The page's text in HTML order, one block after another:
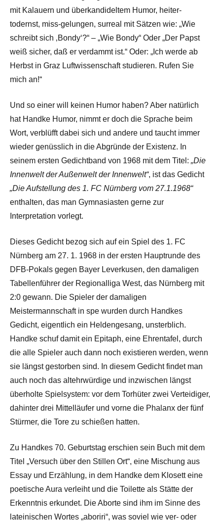
mit Kalauern und überkandideltem Humor, heiter-
todernst, miss-gelungen, surreal mit Sätzen wie: „Wie
schreibt sich ‚Bondy‘?“ – „Wie Bondy“ Oder „Der Papst
weiß sicher, daß er verdammt ist.“ Oder: „Ich werde ab
Herbst in Graz Luftwissenschaft studieren. Rufen Sie
mich an!“
Und so einer will keinen Humor haben? Aber natürlich
hat Handke Humor, nimmt er doch die Sprache beim
Wort, verblüfft dabei sich und andere und taucht immer
wieder genüsslich in die Abgründe der Existenz. In
seinem ersten Gedichtband von 1968 mit dem Titel: „Die
Innenwelt der Außenwelt der Innenwelt“, ist das Gedicht
„Die Aufstellung des 1. FC Nürnberg vom 27.1.1968“
enthalten, das man Gymnasiasten gerne zur
Interpretation vorlegt.
Dieses Gedicht bezog sich auf ein Spiel des 1. FC
Nürnberg am 27. 1. 1968 in der ersten Hauptrunde des
DFB-Pokals gegen Bayer Leverkusen, den damaligen
Tabellenführer der Regionalliga West, das Nürnberg mit
2:0 gewann. Die Spieler der damaligen
Meistermannschaft in spe wurden durch Handkes
Gedicht, eigentlich ein Heldengesang, unsterblich.
Handke schuf damit ein Epitaph, eine Ehrentafel, durch
die alle Spieler auch dann noch existieren werden, wenn
sie längst gestorben sind. In diesem Gedicht findet man
auch noch das altehrwürdige und inzwischen längst
überholte Spielsystem: vor dem Torhüter zwei Verteidiger,
dahinter drei Mittelläufer und vorne die Phalanx der fünf
Stürmer, die Tore zu schießen hatten.
Zu Handkes 70. Geburtstag erschien sein Buch mit dem
Titel „Versuch über den Stillen Ort“, eine Mischung aus
Essay und Erzählung, in dem Handke dem Klosett eine
poetische Aura verleiht und die Toilette als Stätte der
Erkenntnis erkundet. Die Aborte sind ihm im Sinne des
lateinischen Wortes „aboriri“, was soviel wie ver- oder